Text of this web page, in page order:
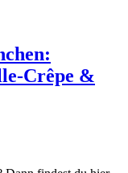
Crêpe &